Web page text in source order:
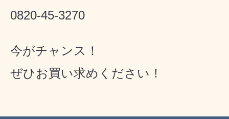
0820-45-3270
今がチャンス！
ぜひお買い求めください！